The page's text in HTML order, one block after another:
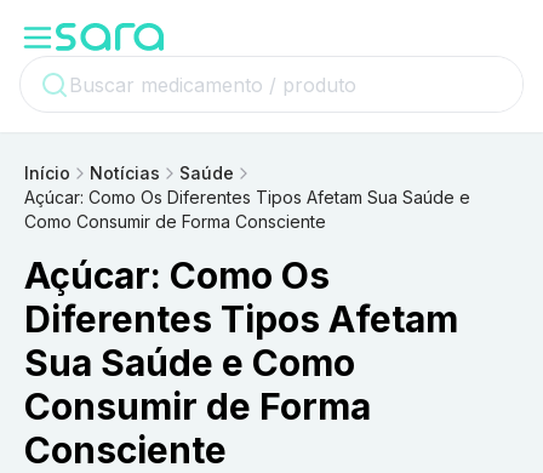
Início Notícias
Saúde
Açúcar: Como Os Diferentes Tipos Afetam Sua Saúde e
Como Consumir de Forma Consciente
Açúcar: Como Os
Diferentes Tipos Afetam
Sua Saúde e Como
Consumir de Forma
Consciente